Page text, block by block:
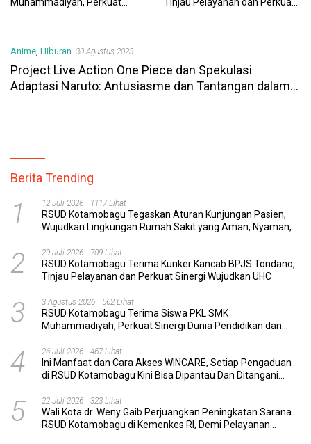
Anime, Hiburan 30 Agustus 2023
Project Live Action One Piece dan Spekulasi
Adaptasi Naruto: Antusiasme dan Tantangan dalam
Berita Trending
1 12 Juli 2026 1117 Lihat
RSUD Kotamobagu Tegaskan Aturan Kunjungan Pasien,
Wujudkan Lingkungan Rumah Sakit yang Aman, Nyaman,
2 29 Juli 2026 709 Lihat
RSUD Kotamobagu Terima Kunker Kancab BPJS Tondano,
Tinjau Pelayanan dan Perkuat Sinergi Wujudkan UHC
3 3 Agustus 2026 562 Lihat
RSUD Kotamobagu Terima Siswa PKL SMK
Muhammadiyah, Perkuat Sinergi Dunia Pendidikan dan
4 26 Juli 2026 467 Lihat
Ini Manfaat dan Cara Akses WINCARE, Setiap Pengaduan
di RSUD Kotamobagu Kini Bisa Dipantau Dan Ditangani
5 22 Juli 2026 323 Lihat
Wali Kota dr. Weny Gaib Perjuangkan Peningkatan Sarana
RSUD Kotamobagu di Kemenkes RI, Demi Pelayanan